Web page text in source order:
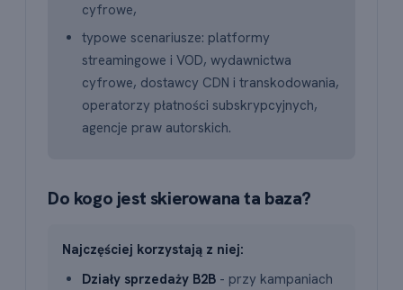
cyfrowe,
typowe scenariusze: platformy
streamingowe i VOD, wydawnictwa
cyfrowe, dostawcy CDN i transkodowania,
operatorzy płatności subskrypcyjnych,
agencje praw autorskich.
Do kogo jest skierowana ta baza?
Najczęściej korzystają z niej:
Działy sprzedaży B2B - przy kampaniach